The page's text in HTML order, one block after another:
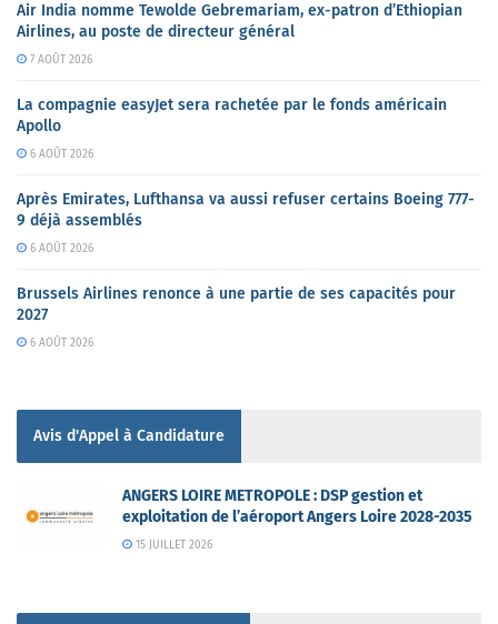
Air India nomme Tewolde Gebremariam, ex-patron d’Ethiopian
Airlines, au poste de directeur général
7 AOÛT 2026
La compagnie easyJet sera rachetée par le fonds américain
Apollo
6 AOÛT 2026
Après Emirates, Lufthansa va aussi refuser certains Boeing 777-
9 déjà assemblés
6 AOÛT 2026
Brussels Airlines renonce à une partie de ses capacités pour
2027
6 AOÛT 2026
Avis d'Appel à Candidature
ANGERS LOIRE METROPOLE : DSP gestion et
exploitation de l’aéroport Angers Loire 2028-2035
15 JUILLET 2026